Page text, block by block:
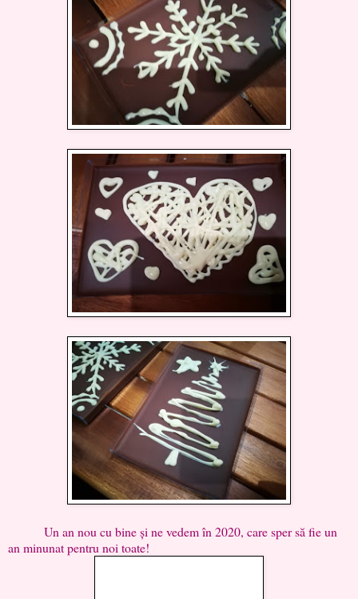
Un an nou cu bine și ne vedem în 2020, care sper să fie un
an minunat pentru noi toate!